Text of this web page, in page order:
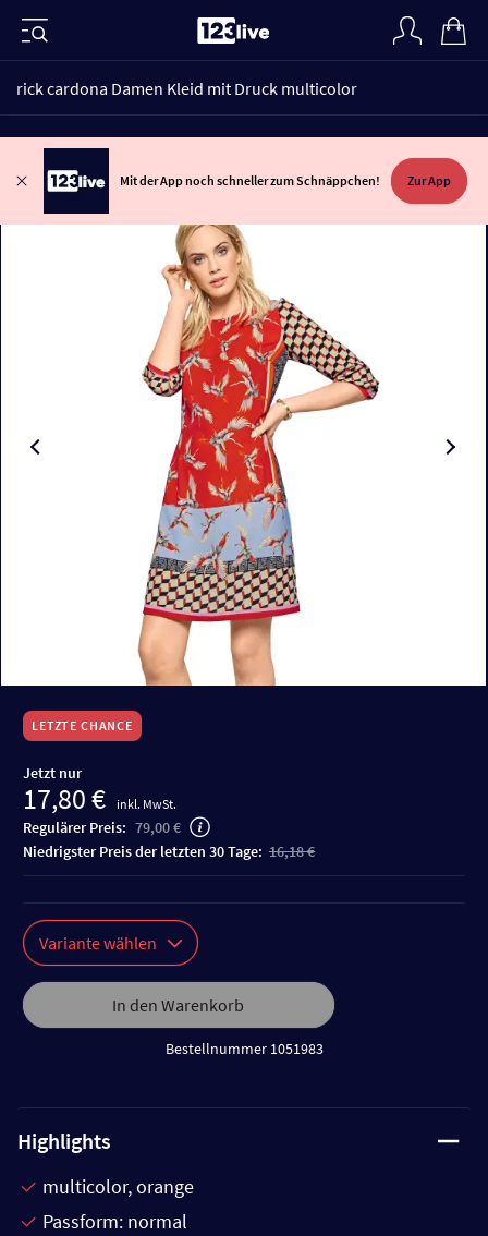
rick cardona Damen Kleid mit Druck multicolor
Mit der App noch schneller zum Schnäppchen! Zur App
LETZTE CHANCE
Jetzt nur
17,80 € inkl. MwSt.
Regulärer Preis: 79,00 €
niedrigster Preis der letzten 30 Tage: 16,18 €
Variante wählen
In den Warenkorb
Bestellnummer 1051983
Highlights
multicolor, orange
Passform: normal